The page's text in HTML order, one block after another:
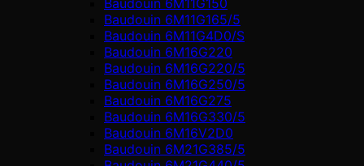
Baudouin 6M11G150
Baudouin 6M11G165/5
Baudouin 6M11G4D0/S
Baudouin 6M16G220
Baudouin 6M16G220/5
Baudouin 6M16G250/5
Baudouin 6M16G275
Baudouin 6M16G330/5
Baudouin 6M16V2D0
Baudouin 6M21G385/5